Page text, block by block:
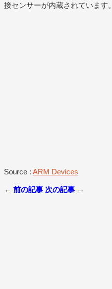
接センサーが内蔵されています。
Source : ARM Devices
← 前の記事 次の記事 →